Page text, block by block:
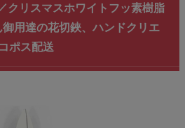
リスマスホワイトフッ素樹脂
用達の花切鋏、ハンドクリエ
ポス配送